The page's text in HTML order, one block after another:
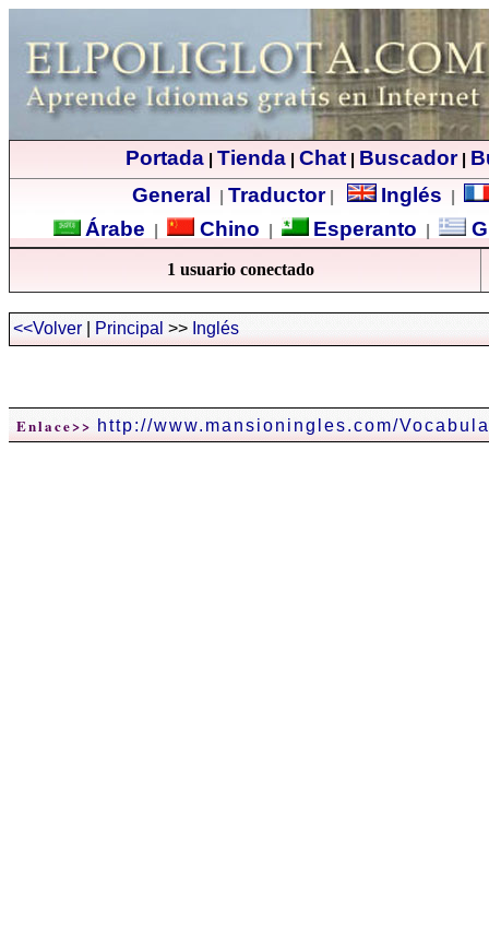
Portada Tienda Chat Buscador|
General
Traductor| Inglés
Árabe Chino Esperanto
1 usuario conectado
<<Volver Principal >> Inglés
Enlace>> http://www.mansioningles.com/